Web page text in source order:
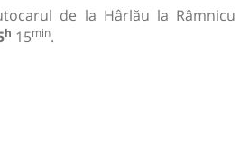
de la Hârlău la Râmnicu
h 15min.